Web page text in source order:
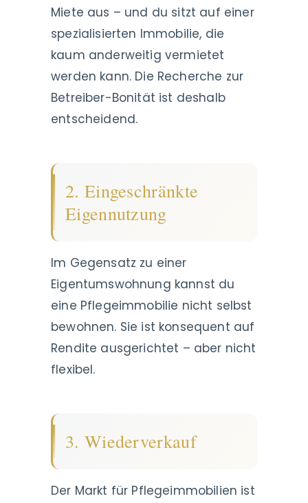
Miete aus – und du sitzt auf einer
spezialisierten Immobilie, die
kaum anderweitig vermietet
werden kann. Die Recherche zur
Betreiber-Bonität ist deshalb
entscheidend.
2. Eingeschränkte
Eigennutzung
Im Gegensatz zu einer
Eigentumswohnung kannst du
eine Pflegeimmobilie nicht selbst
bewohnen. Sie ist konsequent auf
Rendite ausgerichtet – aber nicht
flexibel.
3. Wiederverkauf
Der Markt für Pflegeimmobilien ist